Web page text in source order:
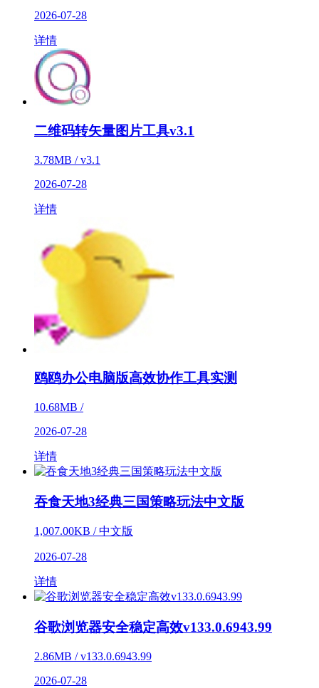
2026-07-28
详情
二维码转矢量图片工具v3.1
3.78MB / v3.1
2026-07-28
详情
鸥鸥办公电脑版高效协作工具实测
10.68MB /
2026-07-28
详情
吞食天地3经典三国策略玩法中文版
1,007.00KB / 中文版
2026-07-28
详情
谷歌浏览器安全稳定高效v133.0.6943.99
2.86MB / v133.0.6943.99
2026-07-28